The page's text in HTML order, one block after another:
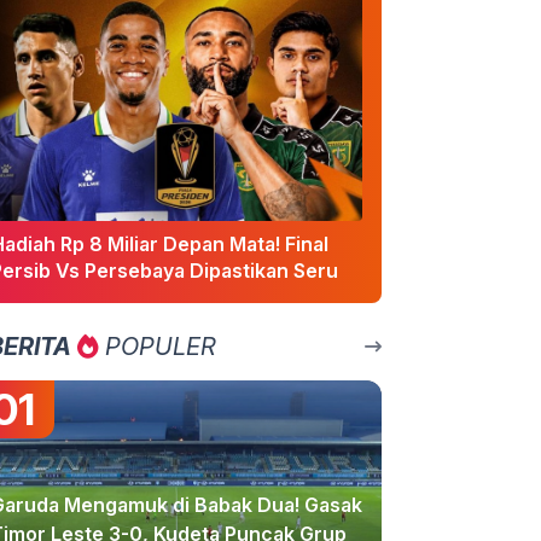
Rp 8 Miliar Depan Mata! Final
Vs Persebaya Dipastikan Seru
POPULER
Mengamuk di Babak Dua! Gasak
Leste 3-0, Kudeta Puncak Grup